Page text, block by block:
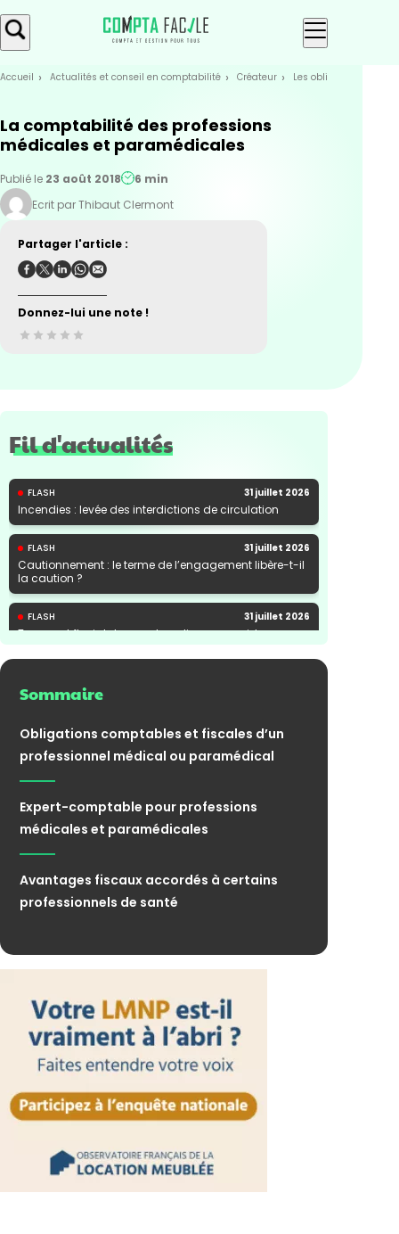
Skip
to
Aller au
contenu
Accueil Actualités et conseil en comptabilité Créateur Les obligations
La comptabilité des professions
médicales et paramédicales
Publié le 23 août 2018
6 min
Ecrit par Thibaut Clermont
Partager l'article :
Donnez-lui une note !
Fil d'actualités
FLASH 31 juillet 2026
Incendies : levée des interdictions de circulation
FLASH 31 juillet 2026
Cautionnement : le terme de l’engagement libère-t-il
la caution ?
FLASH 31 juillet 2026
Transport fluvial de marchandises : une aide
financière bienvenue
Sommaire
Obligations comptables et fiscales d’un
professionnel médical ou paramédical
Expert-comptable pour professions
médicales et paramédicales
Avantages fiscaux accordés à certains
professionnels de santé